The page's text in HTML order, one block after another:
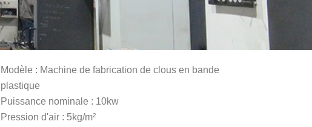
Modèle : Machine de fabrication de clous en bande
plastique
Puissance nominale : 10kw
Pression d'air : 5kg/m²